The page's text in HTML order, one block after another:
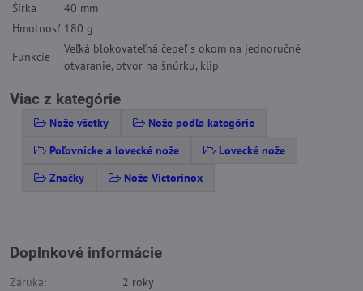
Šírka
40 mm
Hmotnosť 180 g
Funkcie
Veľká blokovateľná čepeľ s okom na jednoručné
otváranie, otvor na šnúrku, klip
Viac z kategórie
Nože všetky
Nože podľa kategórie
Poľovnícke a lovecké nože
Lovecké nože
Značky
Nože Victorinox
Doplnkové informácie
Záruka: 2 roky